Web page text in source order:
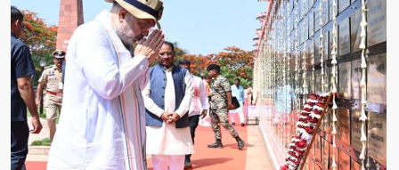
राज्यों
के
लिए
तैयार
हुआ